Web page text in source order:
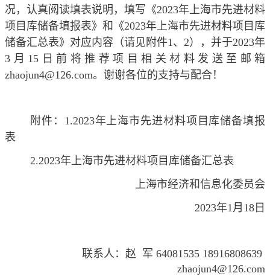
况，认真阅读填表说明，填写《2023年上海市先进材料
项目库储备填报表》和《2023年上海市先进材料项目库
储备汇总表》对应内容（请见附件1、2），并于2023年
3月15日前将推荐项目相关材料发送至邮箱
zhaojun4@126.com。谢谢各位的支持与配合！
附件：1.2023年上海市先进材料项目库储备填报
表
2.2023年上海市先进材料项目库储备汇总表
上海市经济和信息化委员会
2023年1月18日
联系人：赵 军 64081535 18916808639
zhaojun4@126.com